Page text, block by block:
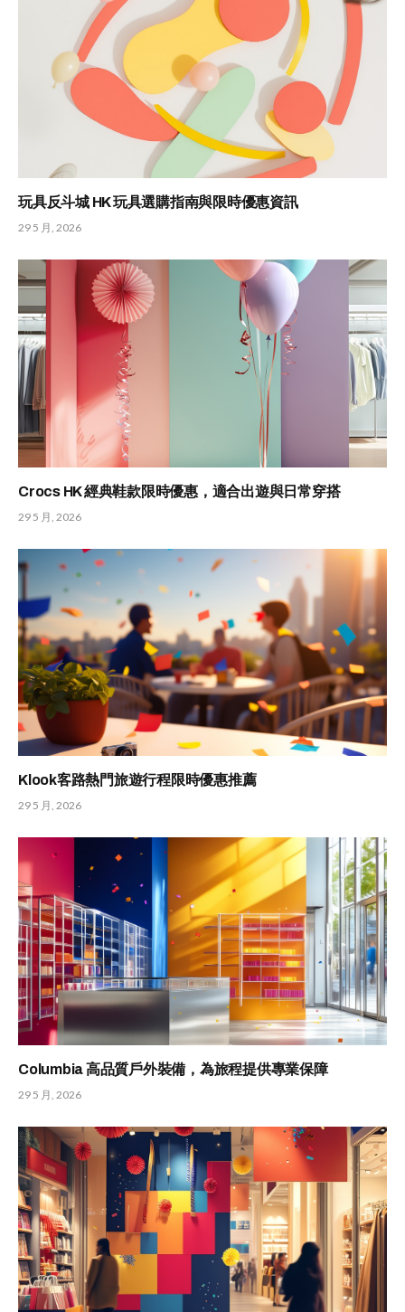
玩具反斗城 HK 玩具選購指南與限時優惠資訊
29 5 月, 2026
Crocs HK 經典鞋款限時優惠，適合出遊與日常穿搭
29 5 月, 2026
Klook客路熱門旅遊行程限時優惠推薦
29 5 月, 2026
Columbia 高品質戶外裝備，為旅程提供專業保障
29 5 月, 2026